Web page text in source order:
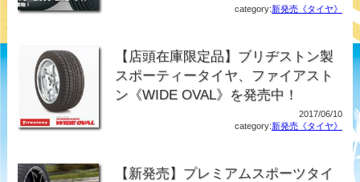
category:新発売《タイヤ》
【店頭在庫限定品】ブリヂストン製
スポーティータイヤ、ファイアスト
ン《WIDE OVAL》を発売中！
2017/06/10
category:新発売《タイヤ》
【新発売】プレミアムスポーツタイ